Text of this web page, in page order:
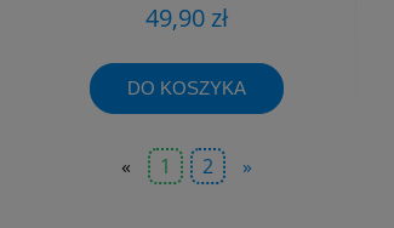
49,90 zł
DO KOSZYKA
« 1 2 »